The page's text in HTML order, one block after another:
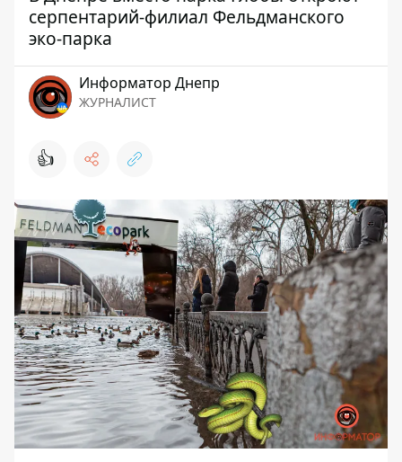
серпентарий-филиал Фельдманского
эко-парка
Информатор Днепр
ЖУРНАЛИСТ
👍